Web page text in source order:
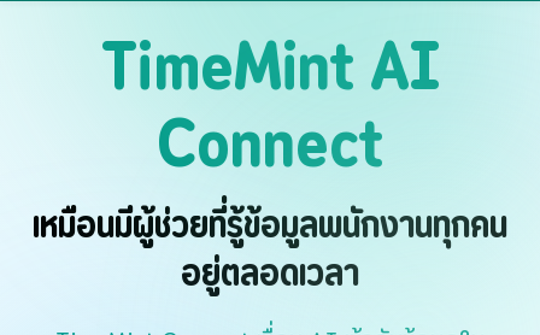
TimeMint AI
Connect
เหมือนมีผู้ช่วยที่รู้ข้อมูลพนักงานทุกคน
อยู่ตลอดเวลา